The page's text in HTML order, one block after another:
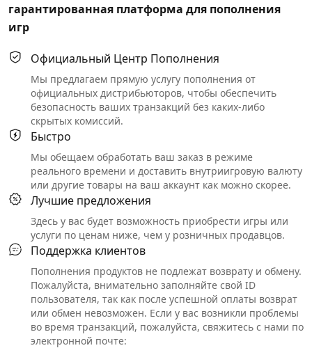
гарантированная платформа для пополнения
игр
Официальный Центр Пополнения
Мы предлагаем прямую услугу пополнения от
официальных дистрибьюторов, чтобы обеспечить
безопасность ваших транзакций без каких-либо
скрытых комиссий.
Быстро
Мы обещаем обработать ваш заказ в режиме
реального времени и доставить внутриигровую валюту
или другие товары на ваш аккаунт как можно скорее.
Лучшие предложения
Здесь у вас будет возможность приобрести игры или
услуги по ценам ниже, чем у розничных продавцов.
Поддержка клиентов
Пополнения продуктов не подлежат возврату и обмену.
Пожалуйста, внимательно заполняйте свой ID
пользователя, так как после успешной оплаты возврат
или обмен невозможен. Если у вас возникли проблемы
во время транзакций, пожалуйста, свяжитесь с нами по
электронной почте: